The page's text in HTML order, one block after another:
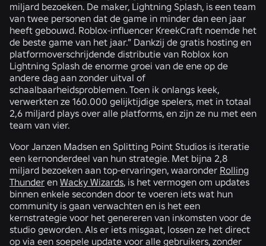
miljard bezoeken. De maker, Lightning Splash, is een team
van twee personen dat de game in minder dan een jaar
heeft gebouwd. Roblox-influencer KreekCraft noemde het
de beste game van het jaar.” Dankzij de gratis hosting en
platformoverschrijdende distributie van Roblox kon
Lightning Splash de enorme groei van de ene op de
andere dag aan zonder uitval of
schaalbaarheidsproblemen. Toen ik onlangs keek,
verwerkten ze 160.000 gelijktijdige spelers, met in totaal
2,6 miljard plays over alle platforms, en zijn ze nu met een
team van vier.
Voor Janzen Madsen en Splitting Point Studios is iteratie
een kernonderdeel van hun strategie. Met bijna 2,8
miljard bezoeken aan top-ervaringen, waaronder Rolling
Thunder en Wacky Wizards, is het vermogen om updates
binnen enkele seconden door te voeren iets wat hun
community is gaan verwachten en is het een
kernstrategie voor het genereren van inkomsten voor de
studio geworden. Als er iets misgaat, lossen ze het direct
op via een soepele update voor alle gebruikers, zonder